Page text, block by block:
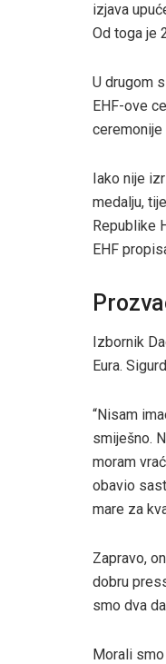
izjava
Od toga je
U drugom
EHF-ove
ceremonije
Iako nije
medalju,
Republike
EHF
Izbornik
Eura.
“Nisam
smiješno.
moram
obavio
mare za
Zapravo,
dobru
smo dva
Morali